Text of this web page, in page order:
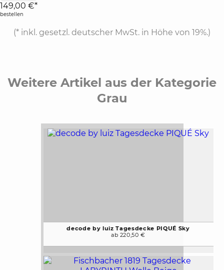
149,00 €*
bestellen
(* inkl. gesetzl. deutscher MwSt. in Höhe von 19%.)
Weitere Artikel aus der Kategorie
Grau
decode by luiz Tagesdecke PIQUÉ Sky
ab 220,50 €